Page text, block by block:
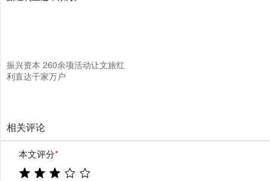
振兴资本 260余项活动让文旅红
利直达千家万户
相关评论
本文评分*